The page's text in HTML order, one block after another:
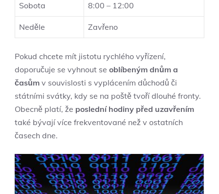
Sobota 8:00 – 12:00
Neděle Zavřeno
Pokud ‍chcete mít⁣ jistotu rychlého vyřízení,
doporučuje se vyhnout se oblíbeným dnům a
časům ⁣v souvislosti s vyplácením důchodů či
státními svátky, kdy se na poště tvoří dlouhé⁣ fronty.⁢
Obecně platí, že poslední hodiny před uzavřením
také bývají ⁢více frekventované než v ostatních
časech dne.